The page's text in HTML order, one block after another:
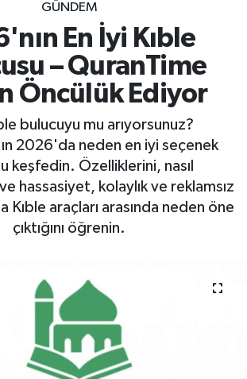
GÜNDEM
En İyi Kıble
– QuranTime
Öncülük Ediyor
bulucuyu mu arıyorsunuz?
2026'da neden en iyi seçenek
keşfedin. Özelliklerini, nasıl
ve hassasiyet, kolaylık ve reklamsız
Kıble araçları arasında neden öne
çıktığını öğrenin.
Haberleri